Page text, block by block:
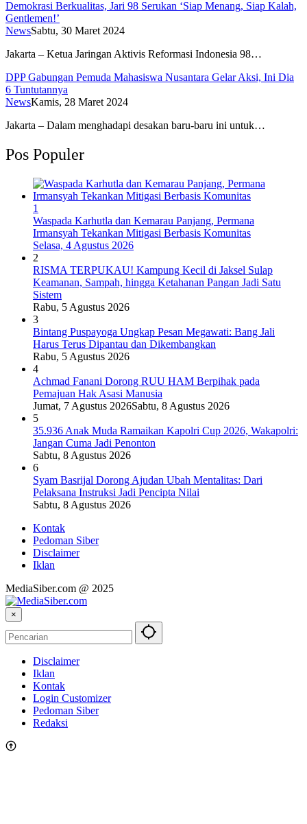
Demokrasi Berkualitas, Jari 98 Serukan ‘Siap Menang, Siap Kalah,
Gentlemen!’
NewsSabtu, 30 Maret 2024
Jakarta – Ketua Jaringan Aktivis Reformasi Indonesia 98…
DPP Gabungan Pemuda Mahasiswa Nusantara Gelar Aksi, Ini Dia
6 Tuntutannya
NewsKamis, 28 Maret 2024
Jakarta – Dalam menghadapi desakan baru-baru ini untuk…
Pos Populer
1
Waspada Karhutla dan Kemarau Panjang, Permana
Irmansyah Tekankan Mitigasi Berbasis Komunitas
Selasa, 4 Agustus 2026
2
RISMA TERPUKAU! Kampung Kecil di Jaksel Sulap
Keamanan, Sampah, hingga Ketahanan Pangan Jadi Satu
Sistem
Rabu, 5 Agustus 2026
3
Bintang Puspayoga Ungkap Pesan Megawati: Bang Jali
Harus Terus Dipantau dan Dikembangkan
Rabu, 5 Agustus 2026
4
Achmad Fanani Dorong RUU HAM Berpihak pada
Pemajuan Hak Asasi Manusia
Jumat, 7 Agustus 2026Sabtu, 8 Agustus 2026
5
35.936 Anak Muda Ramaikan Kapolri Cup 2026, Wakapolri:
Jangan Cuma Jadi Penonton
Sabtu, 8 Agustus 2026
6
Syam Basrijal Dorong Ajudan Ubah Mentalitas: Dari
Pelaksana Instruksi Jadi Pencipta Nilai
Sabtu, 8 Agustus 2026
Kontak
Pedoman Siber
Disclaimer
Iklan
MediaSiber.com @ 2025
×
Disclaimer
Iklan
Kontak
Login Customizer
Pedoman Siber
Redaksi